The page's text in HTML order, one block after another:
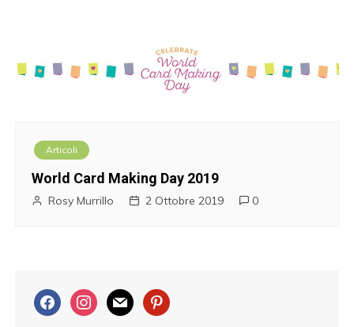
Articoli
World Card Making Day 2019
Rosy Murrillo 2 Ottobre 2019 0
f
a
i
n
m
a
p